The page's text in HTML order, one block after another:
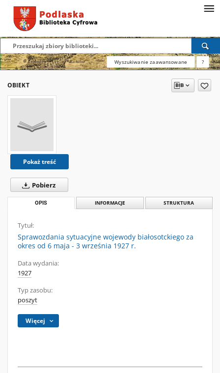
Wyszukiwanie zaawansowane ?
OBIEKT
Pokaż treść
Pobierz
OPIS INFORMACJE STRUKTURA
Tytuł:
Sprawozdania sytuacyjne wojewody białosotckiego za
okres od 6 maja - 3 września 1927 r.
Data wydania:
1927
Typ zasobu:
poszyt
Więcej